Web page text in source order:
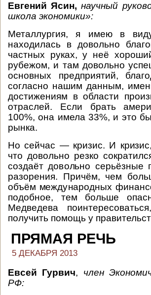
Евгений Ясин, научный
школа экономики»:
Металлургия, я имею в
находилась в довольно
частных руках, у неё
рубежом, и там довольно
основных предприятий,
согласно нашим данным,
достижениям в области
отраслей. Если брать
100%, она имела 33%, и это
рынка.
Но сейчас — кризис. И
что довольно резко
создаёт довольно серьёзные
разорения. Причём, чем
объём международных
подобное, тем больше
Медведева
получить помощь у
ПРЯМАЯ РЕЧЬ
5 ДЕКАБРЯ 2013
Евсей Гурвич, член
РФ: